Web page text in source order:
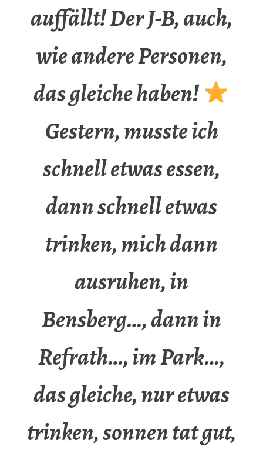
auffällt! Der J-B, auch,
wie andere Personen,
das gleiche haben!
Gestern, musste ich
schnell etwas essen,
dann schnell etwas
trinken, mich dann
ausruhen, in
Bensberg…, dann in
Refrath…, im Park…,
das gleiche, nur etwas
trinken, sonnen tat gut,